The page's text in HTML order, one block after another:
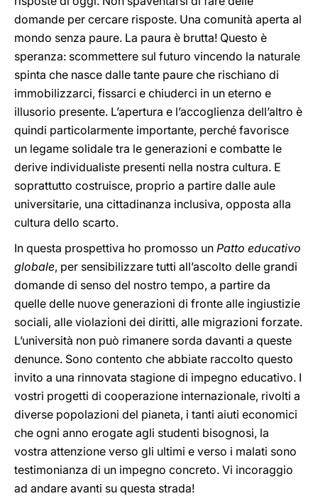
domande per cercare risposte. Una comunità aperta al
mondo senza paure. La paura è brutta! Questo è
speranza: scommettere sul futuro vincendo la naturale
spinta che nasce dalle tante paure che rischiano di
immobilizzarci, fissarci e chiuderci in un eterno e
illusorio presente. L’apertura e l’accoglienza dell’altro è
quindi particolarmente importante, perché favorisce
un legame solidale tra le generazioni e combatte le
derive individualiste presenti nella nostra cultura. E
soprattutto costruisce, proprio a partire dalle aule
universitarie, una cittadinanza inclusiva, opposta alla
cultura dello scarto.
In questa prospettiva ho promosso un Patto educativo
globale, per sensibilizzare tutti all’ascolto delle grandi
domande di senso del nostro tempo, a partire da
quelle delle nuove generazioni di fronte alle ingiustizie
sociali, alle violazioni dei diritti, alle migrazioni forzate.
L’università non può rimanere sorda davanti a queste
denunce. Sono contento che abbiate raccolto questo
invito a una rinnovata stagione di impegno educativo. I
vostri progetti di cooperazione internazionale, rivolti a
diverse popolazioni del pianeta, i tanti aiuti economici
che ogni anno erogate agli studenti bisognosi, la
vostra attenzione verso gli ultimi e verso i malati sono
testimonianza di un impegno concreto. Vi incoraggio
ad andare avanti su questa strada!